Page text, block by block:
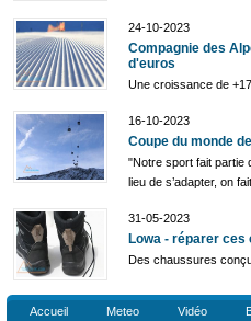
24-10-2023
Compagnie des
d'euros
Une croissance de
16-10-2023
Coupe du monde
"Notre sport fait partie
lieu de s’adapter, on
31-05-2023
Lowa - réparer ces
Des chaussures
Accueil Meteo Vidéo